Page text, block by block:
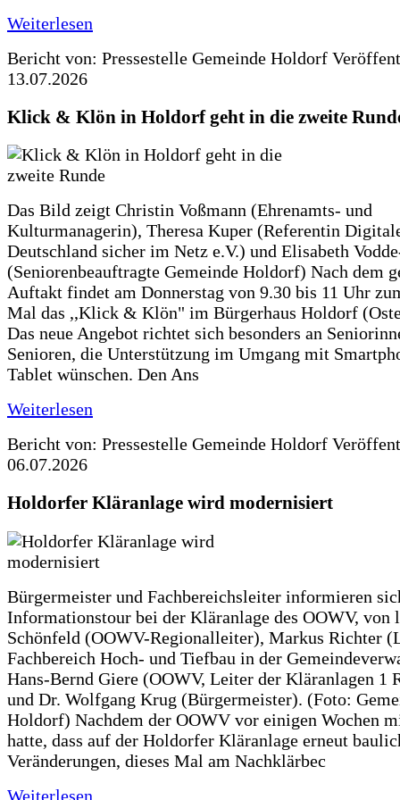
Weiterlesen
Bericht von: Pressestelle Gemeinde Holdorf
13.07.2026
Klick & Klön in Holdorf geht in die zweite
Das Bild zeigt Christin Voßmann (Ehrenamts- und
Kulturmanagerin), Theresa Kuper (Referentin
Deutschland sicher im Netz e.V.) und Elisabeth
(Seniorenbeauftragte Gemeinde Holdorf) Nach dem
Auftakt findet am Donnerstag von 9.30 bis 11 Uhr
Mal das ,,Klick & Klön" im Bürgerhaus Holdorf
Das neue Angebot richtet sich besonders an
Senioren, die Unterstützung im Umgang mit
Tablet wünschen. Den Ans
Weiterlesen
Bericht von: Pressestelle Gemeinde Holdorf
06.07.2026
Holdorfer Kläranlage wird modernisiert
Bürgermeister und Fachbereichsleiter informieren
Informationstour bei der Kläranlage des OOWV, von
Schönfeld (OOWV-Regionalleiter), Markus Richter
Fachbereich Hoch- und Tiefbau in der
Hans-Bernd Giere (OOWV, Leiter der Kläranlagen 1
und Dr. Wolfgang Krug (Bürgermeister). (Foto:
Holdorf) Nachdem der OOWV vor einigen Wochen
hatte, dass auf der Holdorfer Kläranlage erneut
Veränderungen, dieses Mal am Nachklärbec
Weiterlesen